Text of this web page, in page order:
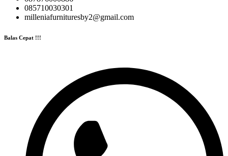
085710030301
milleniafurnituresby2@gmail.com
Balas Cepat !!!